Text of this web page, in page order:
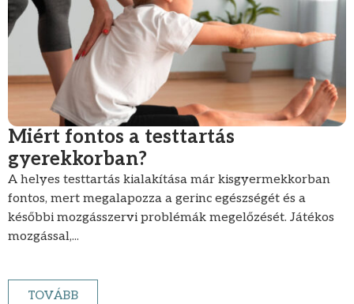
Miért fontos a testtartás
gyerekkorban?
A helyes testtartás kialakítása már kisgyermekkorban
fontos, mert megalapozza a gerinc egészségét és a
későbbi mozgásszervi problémák megelőzését. Játékos
mozgással,...
TOVÁBB